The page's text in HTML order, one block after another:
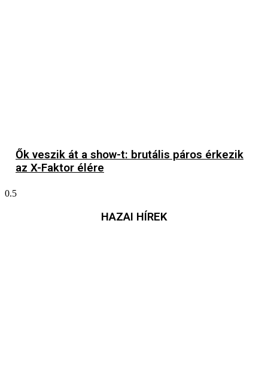
Ők veszik át a show-t: brutális páros érkezik
az X-Faktor élére
HAZAI HÍREK